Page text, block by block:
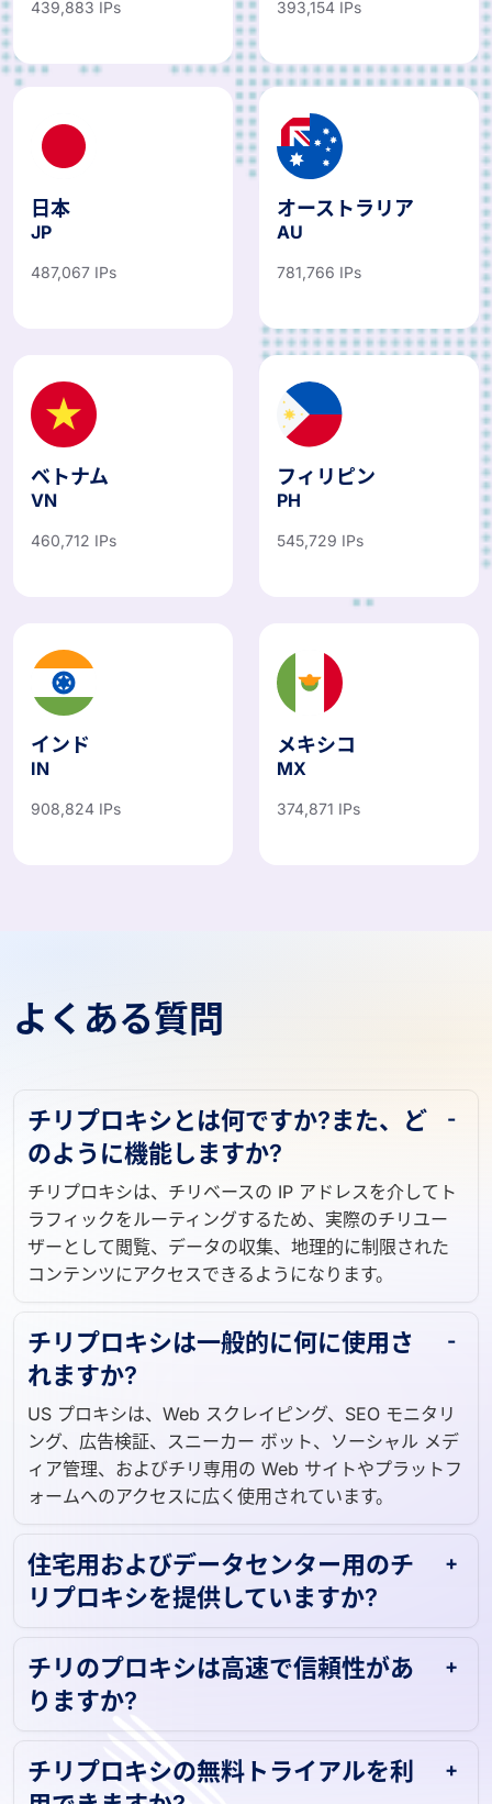
439,883 IPs 393,154 IPs
日本
JP
487,067 IPs
オーストラリア
AU
781,766 IPs
ベトナム
VN
460,712 IPs
フィリピン
PH
545,729 IPs
インド
IN
908,824 IPs
メキシコ
MX
374,871 IPs
よくある質問
チリプロキシとは何ですか?また、ど
のように機能しますか?
チリプロキシは、チリベースの IP アドレスを介してト
ラフィックをルーティングするため、実際のチリユー
ザーとして閲覧、データの収集、地理的に制限された
コンテンツにアクセスできるようになります。
チリプロキシは一般的に何に使用さ
れますか?
US プロキシは、Web スクレイピング、SEO モニタリ
ング、広告検証、スニーカー ボット、ソーシャル メデ
ィア管理、およびチリ専用の Web サイトやプラットフ
ォームへのアクセスに広く使用されています。
住宅用およびデータセンター用のチ
リプロキシを提供していますか?
チリのプロキシは高速で信頼性があ
りますか?
チリプロキシの無料トライアルを利